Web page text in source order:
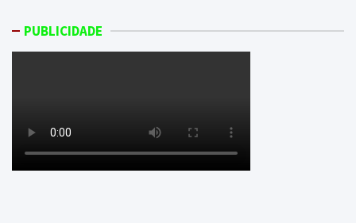
PUBLICIDADE